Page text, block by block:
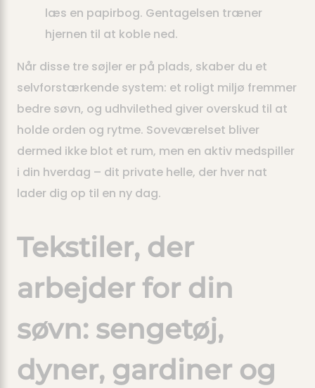
læs en papirbog. Gentagelsen træner
hjernen til at koble ned.
Når disse tre søjler er på plads, skaber du et
selvforstærkende system: et roligt miljø fremmer
bedre søvn, og udhvilethed giver overskud til at
holde orden og rytme. Soveværelset bliver
dermed ikke blot et rum, men en aktiv medspiller
i din hverdag – dit private helle, der hver nat
lader dig op til en ny dag.
Tekstiler, der
arbejder for din
søvn: sengetøj,
dyner, gardiner og